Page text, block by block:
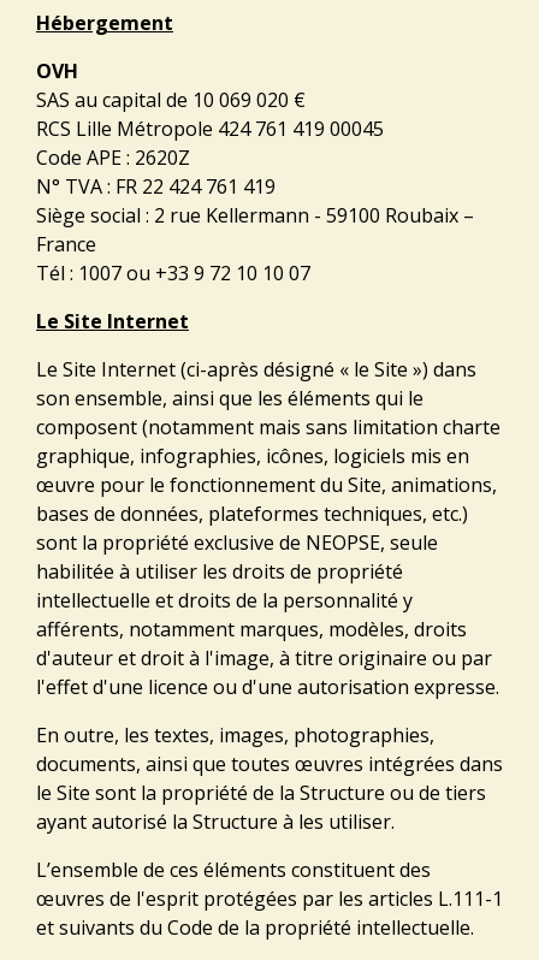
Hébergement
OVH
SAS au capital de 10 069 020 €
RCS Lille Métropole 424 761 419 00045
Code APE : 2620Z
N° TVA : FR 22 424 761 419
Siège social : 2 rue Kellermann - 59100 Roubaix –
France
Tél : 1007 ou +33 9 72 10 10 07
Le Site Internet
Le Site Internet (ci-après désigné « le Site ») dans
son ensemble, ainsi que les éléments qui le
composent (notamment mais sans limitation charte
graphique, infographies, icônes, logiciels mis en
œuvre pour le fonctionnement du Site, animations,
bases de données, plateformes techniques, etc.)
sont la propriété exclusive de NEOPSE, seule
habilitée à utiliser les droits de propriété
intellectuelle et droits de la personnalité y
afférents, notamment marques, modèles, droits
d'auteur et droit à l'image, à titre originaire ou par
l'effet d'une licence ou d'une autorisation expresse.
En outre, les textes, images, photographies,
documents, ainsi que toutes œuvres intégrées dans
le Site sont la propriété de la Structure ou de tiers
ayant autorisé la Structure à les utiliser.
L’ensemble de ces éléments constituent des
œuvres de l'esprit protégées par les articles L.111-1
et suivants du Code de la propriété intellectuelle.